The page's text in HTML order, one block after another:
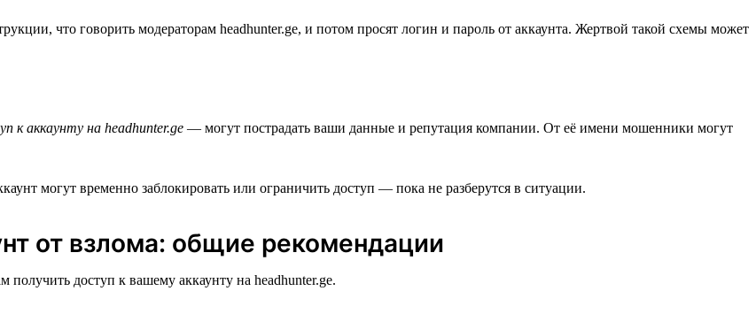
что говорить модераторам headhunter.ge, и потом просят логин и пароль от аккаунта. Жертвой такой схемы может
к аккаунту на headhunter.ge — могут пострадать ваши данные и репутация компании. От её имени мошенники могут
могут временно заблокировать или ограничить доступ — пока не разберутся в ситуации.
от взлома: общие рекомендации
доступ к вашему аккаунту на headhunter.ge.